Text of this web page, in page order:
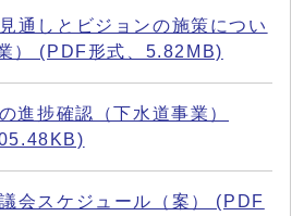
通しとビジョンの施策につい
） (PDF形式、5.82MB)
進捗確認（下水道事業）
会スケジュール（案） (PDF